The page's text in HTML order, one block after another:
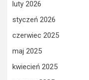
luty 2026
styczeń 2026
czerwiec 2025
maj 2025
kwiecień 2025